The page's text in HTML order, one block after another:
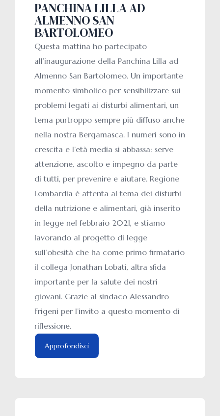
PANCHINA LILLA AD
ALMENNO SAN
BARTOLOMEO
Questa mattina ho partecipato
all’inaugurazione della Panchina Lilla ad
Almenno San Bartolomeo. Un importante
momento simbolico per sensibilizzare sui
problemi legati ai disturbi alimentari, un
tema purtroppo sempre più diffuso anche
nella nostra Bergamasca. I numeri sono in
crescita e l’età media si abbassa: serve
attenzione, ascolto e impegno da parte
di tutti, per prevenire e aiutare. Regione
Lombardia è attenta al tema dei disturbi
della nutrizione e alimentari, già inserito
in legge nel febbraio 2021, e stiamo
lavorando al progetto di legge
sull’obesità che ha come primo firmatario
il collega Jonathan Lobati, altra sfida
importante per la salute dei nostri
giovani. Grazie al sindaco Alessandro
Frigeni per l’invito a questo momento di
riflessione.
Approfondisci